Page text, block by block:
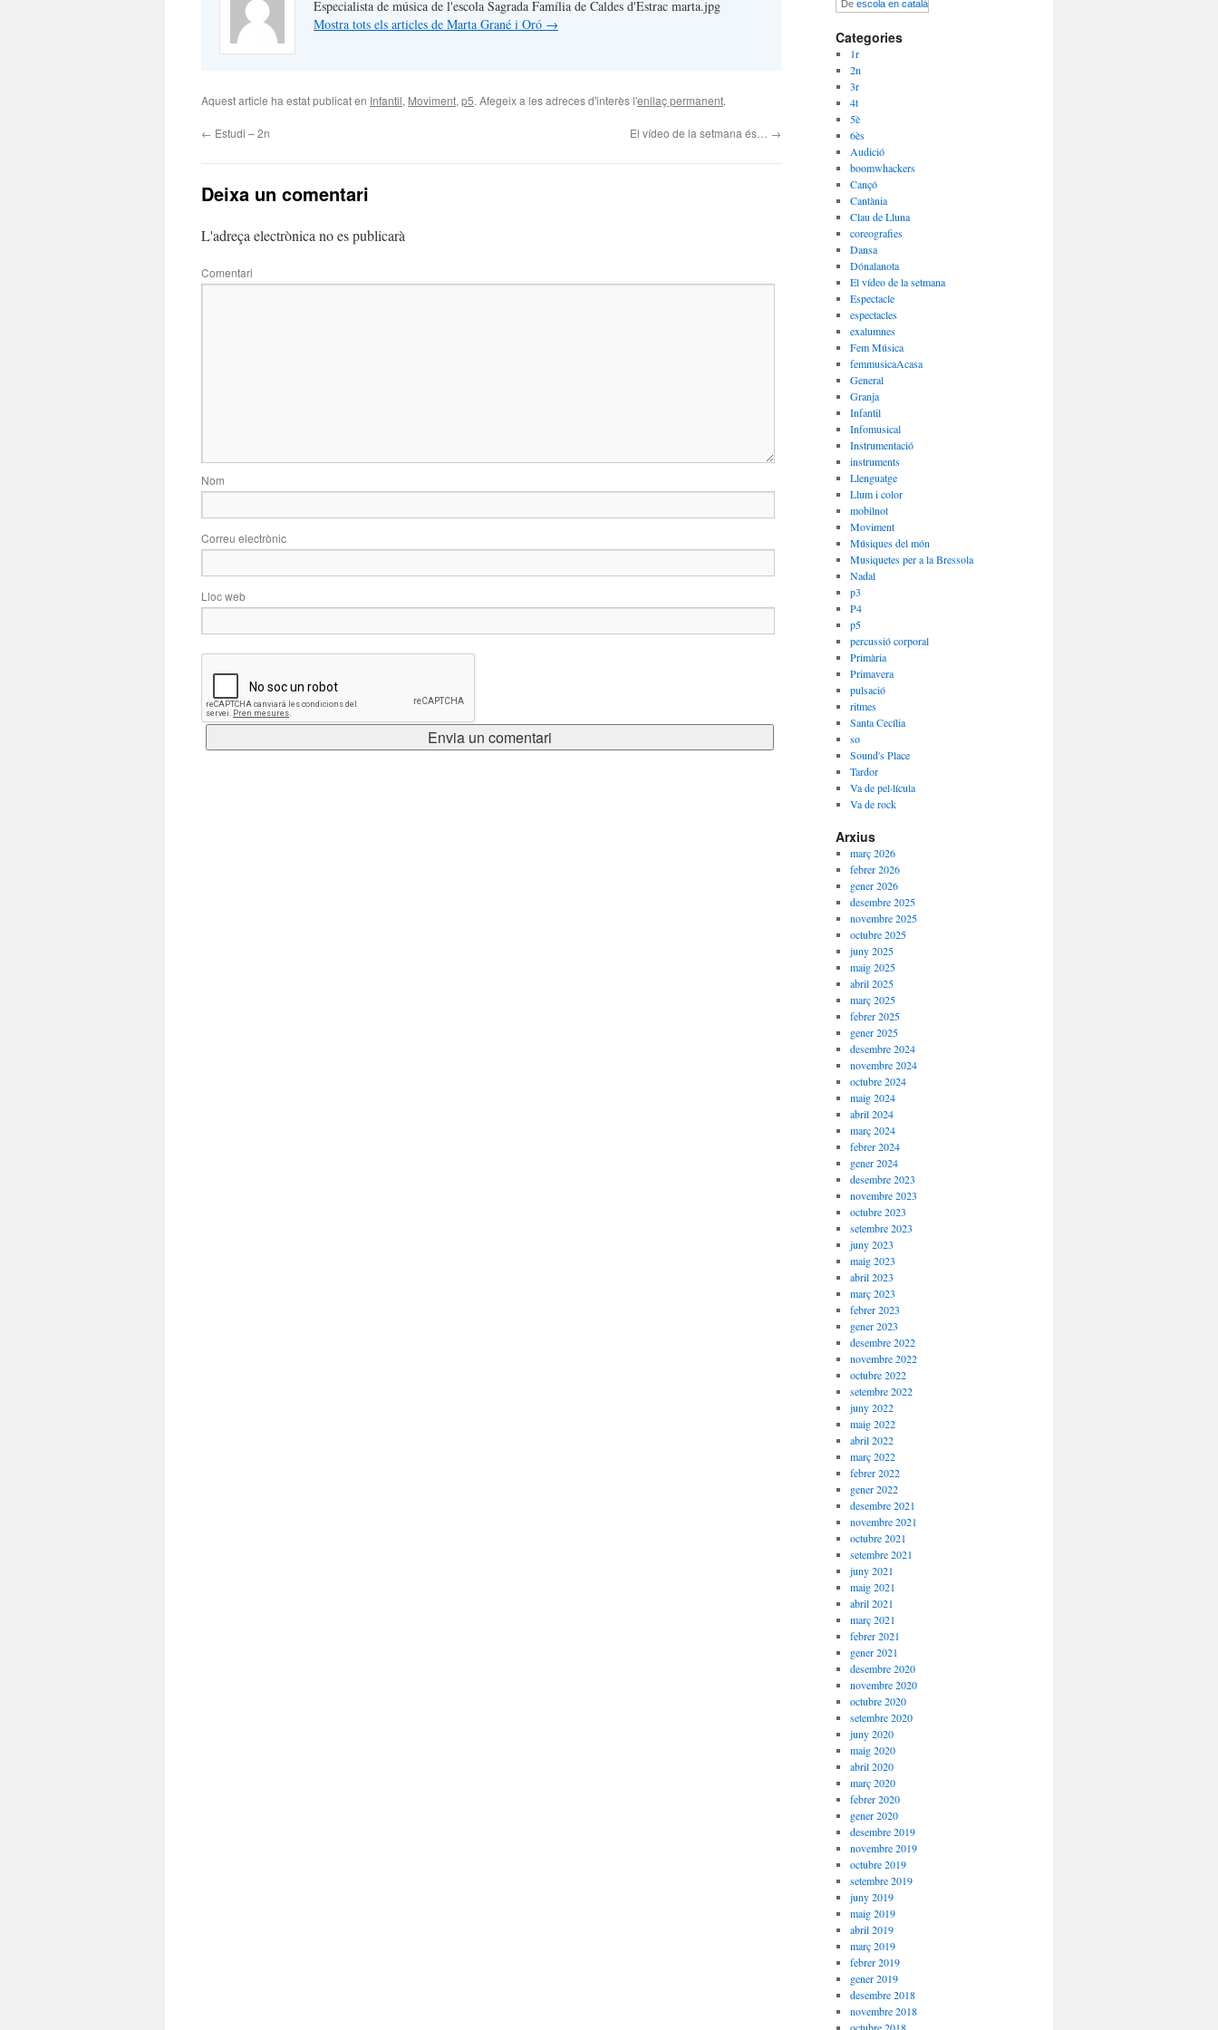
Especialista de música de l'escola Sagrada Família de Caldes d'Estrac marta.jpg
Mostra tots els articles de Marta Grané i Oró →
Aquest article ha estat publicat en Infantil, Moviment,p5. Afegeix a les adreces d'interès l'enllaç permanent.
← Estudi – 2n El vídeo de la setmana és… →
Deixa un comentari
L'adreça electrònica no es publicarà
Comentari
Nom
Correu electrònic
Lloc web
De escola en català
Categories
1r
2n
3r
4t
5è
6ès
Audició
boomwhackers
Cançó
Cantània
Clau de Lluna
coreografies
Dansa
Dónalanota
El vídeo de la setmana
Espectacle
espectacles
exalumnes
Fem Música
femmusicaAcasa
General
Granja
Infantil
Infomusical
Instrumentació
instruments
Llenguatge
Llum i color
mobilnot
Moviment
Músiques del món
Musiquetes per a la Bressola
Nadal
p3
P4
p5
percussió corporal
Primària
Primavera
pulsació
ritmes
Santa Cecília
so
Sound's Place
Tardor
Va de pel·lícula
Va de rock
Arxius
març 2026
febrer 2026
gener 2026
desembre 2025
novembre 2025
octubre 2025
juny 2025
maig 2025
abril 2025
març 2025
febrer 2025
gener 2025
desembre 2024
novembre 2024
octubre 2024
maig 2024
abril 2024
març 2024
febrer 2024
gener 2024
desembre 2023
novembre 2023
octubre 2023
setembre 2023
juny 2023
maig 2023
abril 2023
març 2023
febrer 2023
gener 2023
desembre 2022
novembre 2022
octubre 2022
setembre 2022
juny 2022
maig 2022
abril 2022
març 2022
febrer 2022
gener 2022
desembre 2021
novembre 2021
octubre 2021
setembre 2021
juny 2021
maig 2021
abril 2021
març 2021
febrer 2021
gener 2021
desembre 2020
novembre 2020
octubre 2020
setembre 2020
juny 2020
maig 2020
abril 2020
març 2020
febrer 2020
gener 2020
desembre 2019
novembre 2019
octubre 2019
setembre 2019
juny 2019
maig 2019
abril 2019
març 2019
febrer 2019
gener 2019
desembre 2018
novembre 2018